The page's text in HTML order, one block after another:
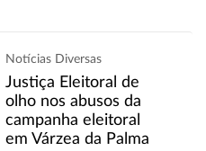
Notícias Diversas
Justiça Eleitoral de
olho nos abusos da
campanha eleitoral
em Várzea da Palma